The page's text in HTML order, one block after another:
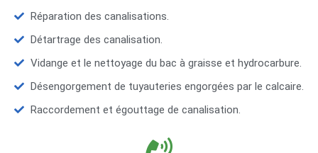
Réparation des canalisations.
Détartrage des canalisation.
Vidange et le nettoyage du bac à graisse et hydrocarbure.
Désengorgement de tuyauteries engorgées par le calcaire.
Raccordement et égouttage de canalisation.